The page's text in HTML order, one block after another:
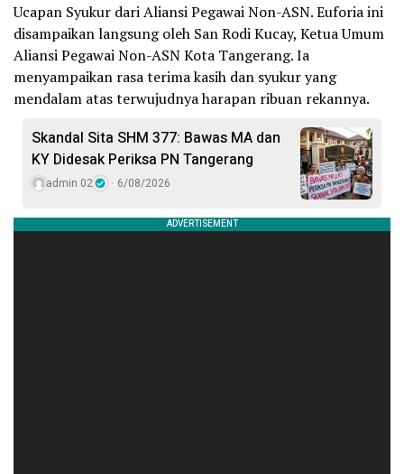
Ucapan Syukur dari Aliansi Pegawai Non-ASN. Euforia ini
disampaikan langsung oleh San Rodi Kucay, Ketua Umum
Aliansi Pegawai Non-ASN Kota Tangerang. Ia
menyampaikan rasa terima kasih dan syukur yang
mendalam atas terwujudnya harapan ribuan rekannya.
Skandal Sita SHM 377: Bawas MA dan
KY Didesak Periksa PN Tangerang
admin 02 6/08/2026